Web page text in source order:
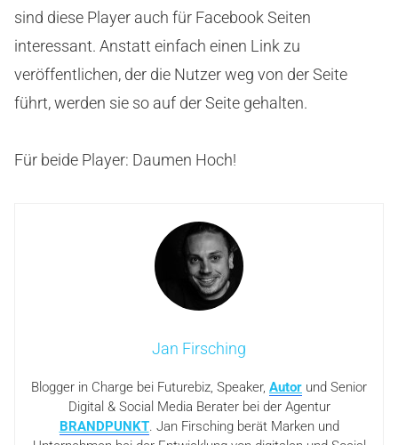
sind diese Player auch für Facebook Seiten
interessant. Anstatt einfach einen Link zu
veröffentlichen, der die Nutzer weg von der Seite
führt, werden sie so auf der Seite gehalten.
Für beide Player: Daumen Hoch!
Jan Firsching
Blogger in Charge bei Futurebiz, Speaker, Autor und Senior
Digital & Social Media Berater bei der Agentur
BRANDPUNKT. Jan Firsching berät Marken und